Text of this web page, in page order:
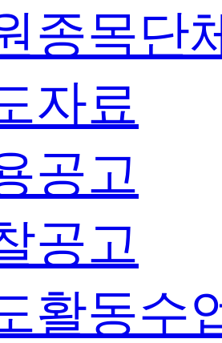
종목단
자료
공고
공고
활동수